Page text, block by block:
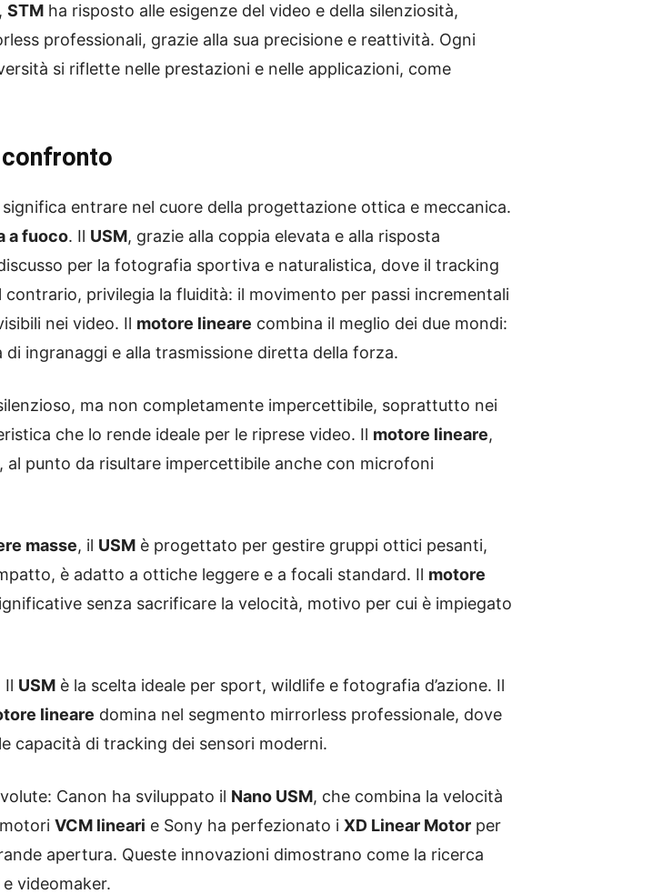
STM ha risposto alle esigenze del video e della silenziosità,
professionali, grazie alla sua precisione e reattività. Ogni
si riflette nelle prestazioni e nelle applicazioni, come
confronto
significa entrare nel cuore della progettazione ottica e meccanica.
a fuoco. Il USM, grazie alla coppia elevata e alla risposta
per la fotografia sportiva e naturalistica, dove il tracking
contrario, privilegia la fluidità: il movimento per passi incrementali
nei video. Il motore lineare combina il meglio dei due mondi:
di ingranaggi e alla trasmissione diretta della forza.
ma non completamente impercettibile, soprattutto nei
che lo rende ideale per le riprese video. Il motore lineare,
punto da risultare impercettibile anche con microfoni
masse, il USM è progettato per gestire gruppi ottici pesanti,
è adatto a ottiche leggere e a focali standard. Il motore
senza sacrificare la velocità, motivo per cui è impiegato
Il USM è la scelta ideale per sport, wildlife e fotografia d’azione. Il
lineare domina nel segmento mirrorless professionale, dove
capacità di tracking dei sensori moderni.
Canon ha sviluppato il Nano USM, che combina la velocità
VCM lineari e Sony ha perfezionato i XD Linear Motor per
apertura. Queste innovazioni dimostrano come la ricerca
videomaker.